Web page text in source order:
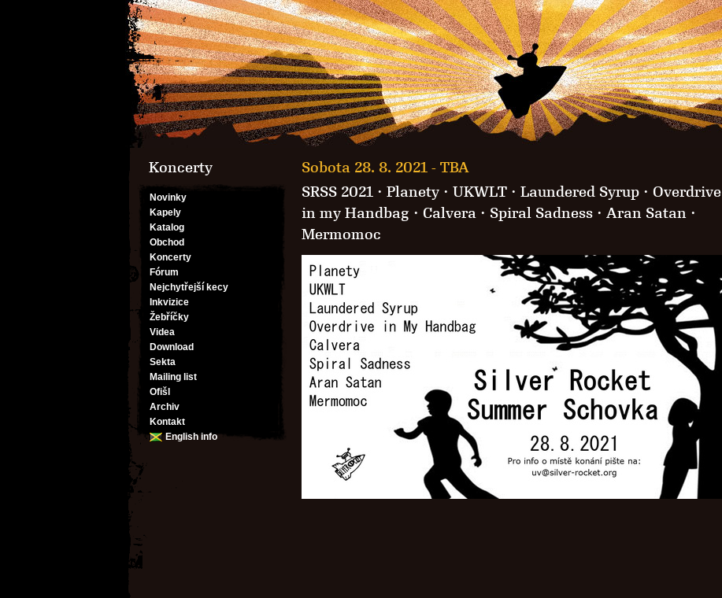
Koncerty
Novinky
Kapely
Katalog
Obchod
Koncerty
Fórum
Nejchytřejší kecy
Inkvizice
Žebříčky
Videa
Download
Sekta
Mailing list
Ofišl
Archiv
Kontakt
English info
Sobota 28. 8. 2021 - TBA
SRSS 2021 · Planety · UKWLT · Laundered Syrup · Overdrive
in my Handbag · Calvera · Spiral Sadness · Aran Satan ·
Mermomoc